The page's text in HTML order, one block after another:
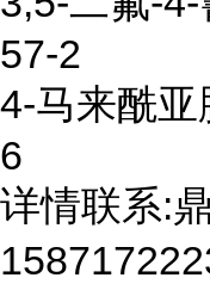
57-2
4-马来酰
6
详情联系: